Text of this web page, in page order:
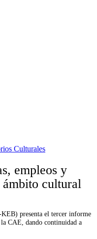
Culturales
empleos y
ámbito cultural
presenta el tercer informe
CAE, dando continuidad a